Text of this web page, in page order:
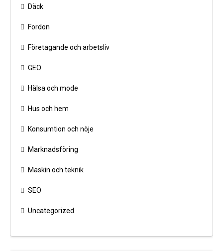
Däck
Fordon
Företagande och arbetsliv
GEO
Hälsa och mode
Hus och hem
Konsumtion och nöje
Marknadsföring
Maskin och teknik
SEO
Uncategorized